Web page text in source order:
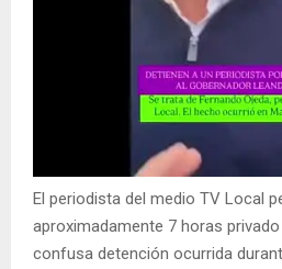
El periodista del medio TV Local
aproximadamente 7 horas
confusa detención ocurrida